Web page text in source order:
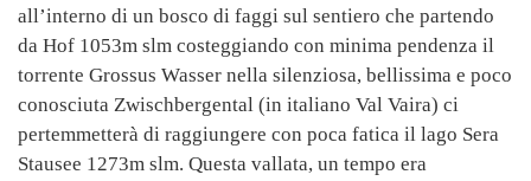
all’interno di un bosco di faggi sul sentiero che partendo
da Hof 1053m slm costeggiando con minima pendenza il
torrente Grossus Wasser nella silenziosa, bellissima e poco
conosciuta Zwischbergental (in italiano Val Vaira) ci
pertemmetterà di raggiungere con poca fatica il lago Sera
Stausee 1273m slm. Questa vallata, un tempo era